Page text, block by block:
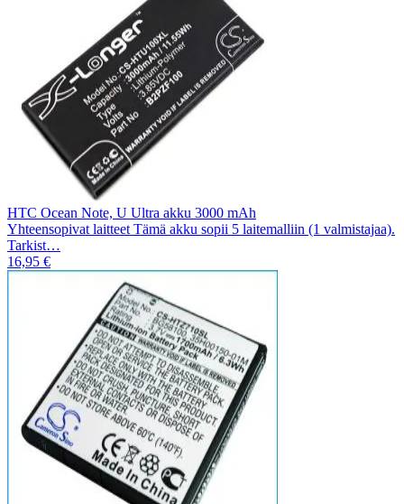
HTC Ocean Note, U Ultra akku 3000 mAh
Yhteensopivat laitteet Tämä akku sopii 5 laitemalliin (1 valmistajaa).
Tarkist…
16,95 €